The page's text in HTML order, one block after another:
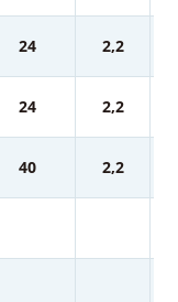
24 2,2
24 2,2
40 2,2